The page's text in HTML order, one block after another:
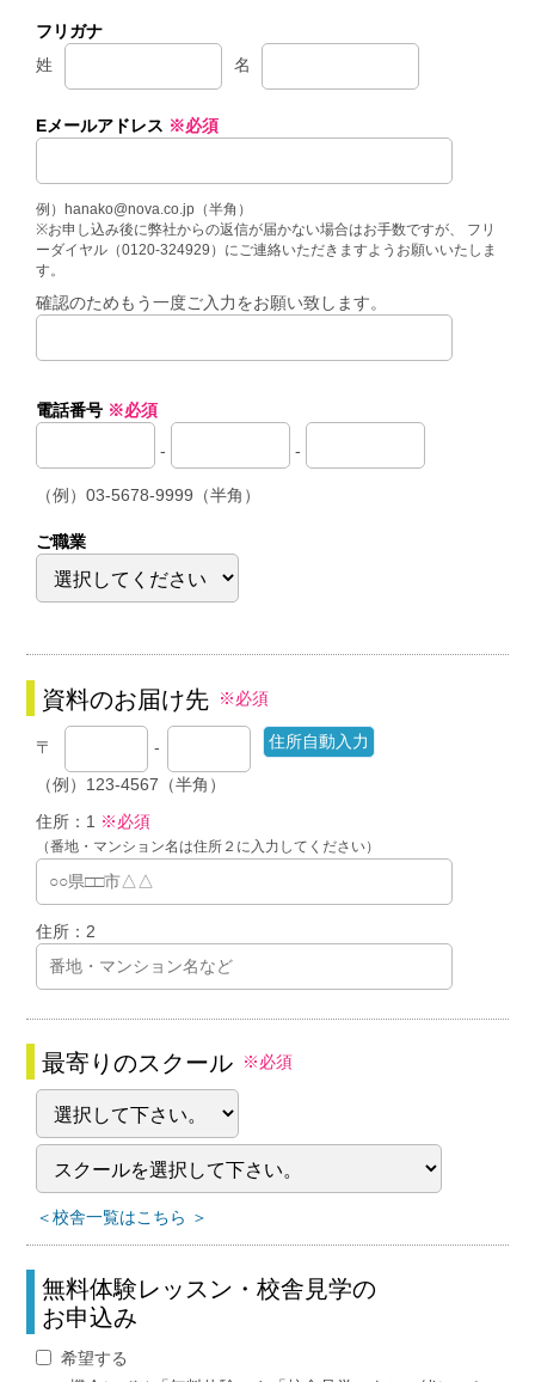
フリガナ
姓
名
Eメールアドレス ※必須
例）hanako@nova.co.jp（半角）
※お申し込み後に弊社からの返信が届かない場合はお手数ですが、 フリ
ーダイヤル（0120-324929）にご連絡いただきますようお願いいたしま
す。
確認のためもう一度ご入力をお願い致します。
電話番号 ※必須
- -
（例）03-5678-9999（半角）
ご職業
資料のお届け先 ※必須
〒
-
（例）123-4567（半角）
住所：1 ※必須
（番地・マンション名は住所２に入力してください）
住所：2
最寄りのスクール ※必須
＜校舎一覧はこちら ＞
無料体験レッスン・校舎見学の
お申込み
希望する